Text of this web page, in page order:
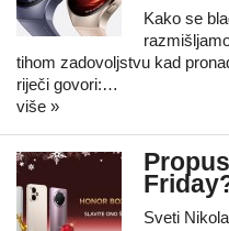
Kako se
tihom zadovoljstvu kad
riječi govori:…
više »
Sveti